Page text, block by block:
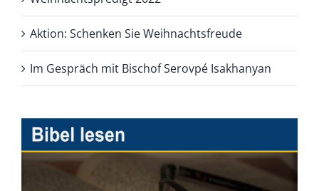
Aktion: Schenken Sie Weihnachtsfreude
Im Gespräch mit Bischof Serovpé Isakhanyan